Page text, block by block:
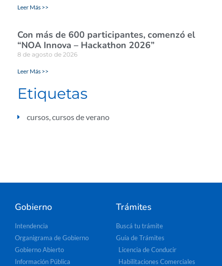
Leer Más >>
Con más de 600 participantes, comenzó el
“NOA Innova – Hackathon 2026”
8 de agosto de 2026
Leer Más >>
Etiquetas
cursos cursos de verano
Gobierno
Intendencia
Organigrama de Gobierno
Gobierno Abierto
Información Pública
Trámites
Buscá tu trámite
Guía de Trámites
Licencia de Conducir
Habilitaciones Comerciales